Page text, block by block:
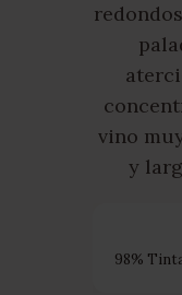
vino
y
98%